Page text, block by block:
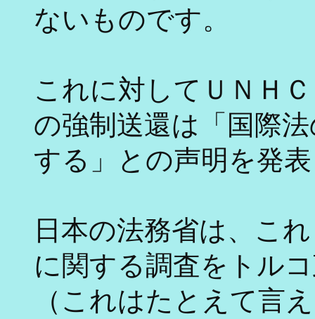
ないものです。
これに対してＵＮＨ
の強制送還は「国際
する」との声明を発
日本の法務省は、こ
に関する調査をトル
（これはたとえて言